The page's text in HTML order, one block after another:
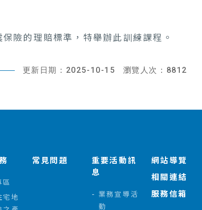
險的理賠標準，特舉辦此訓練課程。
更新日期：2025-10-15 瀏覽人次：8812
區
宅地
常見問題
重要活動訊
息
業務宣導活
動
網站導覽
相關連結
服務信箱